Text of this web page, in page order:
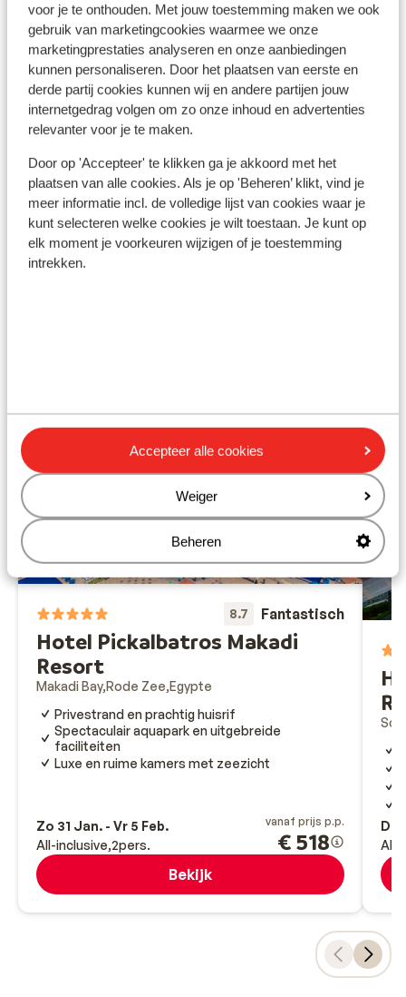
voor je te onthouden. Met jouw toestemming maken we ook
gebruik van marketingcookies waarmee we onze
marketingprestaties analyseren en onze aanbiedingen
kunnen personaliseren. Door het plaatsen van eerste en
derde partij cookies kunnen wij en andere partijen jouw
internetgedrag volgen om zo onze inhoud en advertenties
relevanter voor je te maken.
Door op 'Accepteer' te klikken ga je akkoord met het
plaatsen van alle cookies. Als je op 'Beheren’ klikt, vind je
meer informatie incl. de volledige lijst van cookies waar je
kunt selecteren welke cookies je wilt toestaan. Je kunt op
elk moment je voorkeuren wijzigen of je toestemming
intrekken.
Accepteer alle cookies
Weiger
Beheren
In de buurt
Aan het strand (zandstrand, ligstoelen (gratis) ,
parasol (gratis) )
Afstand tot privéstrand
Centrum: 25 m
Luchthaven: 20 km
Afstand tot bushalte
Pinautomaat: 0 m
Winkels: 0 m
(Mini)supermarkt: 0 m
Restaurant: 0 m
Apotheek: 0 m
8.7 Fantastisch
Hotel Pickalbatros Makadi
Resort
Makadi Bay Rode Zee Egypte
Privestrand en prachtig huisrif
Spectaculair aquapark en uitgebreide
faciliteiten
Luxe en ruime kamers met zeezicht
Zo 31 Jan. - Vr 5 Feb.
All-inclusive 2pers.
vanaf prijs p.p.
€ 518
Bekijk
Do
All-